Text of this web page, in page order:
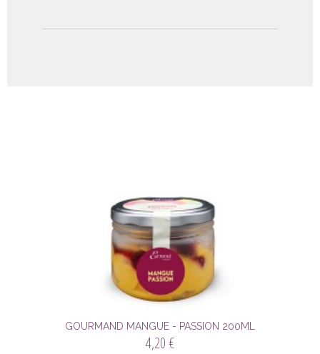
GOURMAND MANGUE - PASSION 200ML
4,20 €